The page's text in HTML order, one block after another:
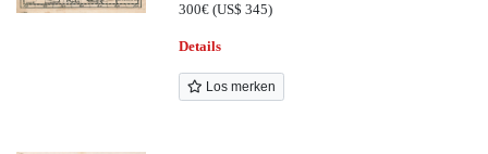
300€(US$ 345)
Details
Los merken